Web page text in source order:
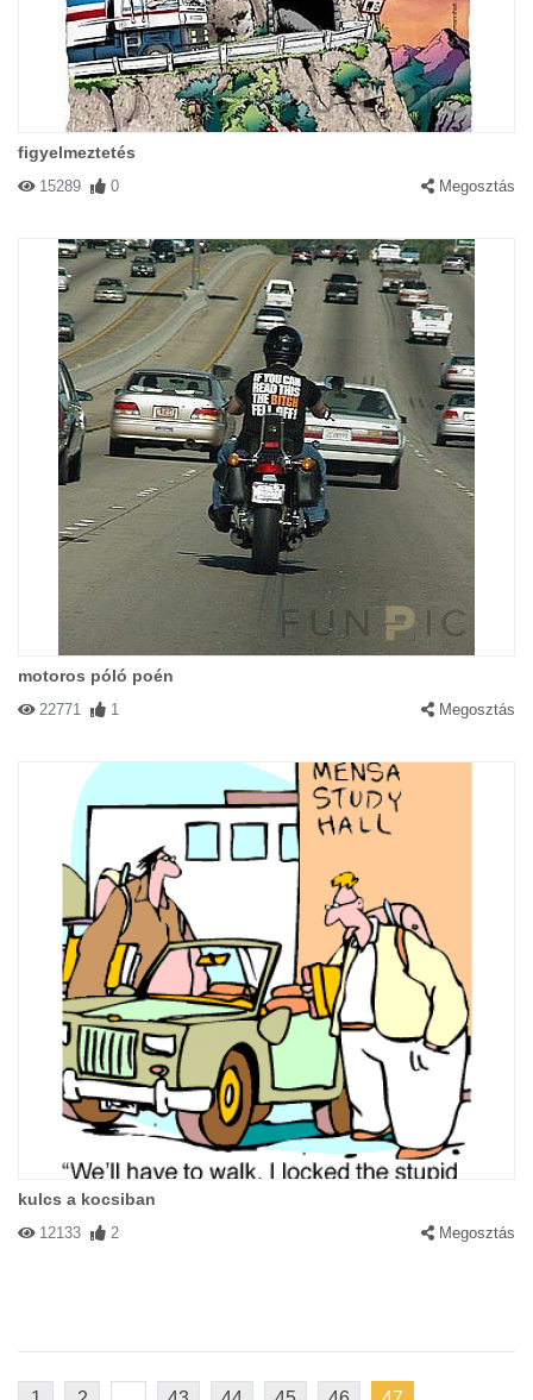
#78290 Vektor2004|2004-05-08 00:00:00| Válasz
Anyuci! Tudod, ha most a bácsi a TV-ben megfázik, akkor Cica-
kakás lessz az orra!
#78291 Márk|2004-05-08 00:00:00| Válasz
Hol a kanapé+ a sör? :)
2004-05-05 00:00:00 | Válasz
NEZD KISFIAM O A 007 CICA!!HAT NEM JOL NEZ KI?
#77495 cSAPÓ atTILA|2004-05-05 00:00:00 | Válasz
Látod,fiam milyen jó itt bent a melegben
#77496 Gabest |2004-05-05 00:00:00 Válasz
Anyu,Ő miért mehet ki cicakabát nélkül?
figyelmeztetés
15289 0 Megosztás
motoros póló poén
22771 1 Megosztás
kulcs a kocsiban
12133 2 Megosztás